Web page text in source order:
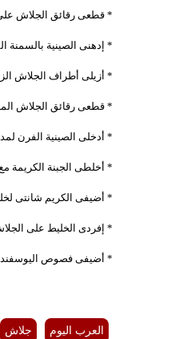
* قطعى رقائق الجلاش
* إدهنى الصينية بالسمنة
* أزيلى أطراف الجلاش
* قطعى رقائق الجلاش
* أدخلى الصينية الفرن لمدة 10 دقائق ثم اتركيها
* أخلطى الجبنة الكريمة
* أضيفى الكريم شانتى
* إفردى الخليط على
* أضيفى فصوص
العرب اليوم جلاش